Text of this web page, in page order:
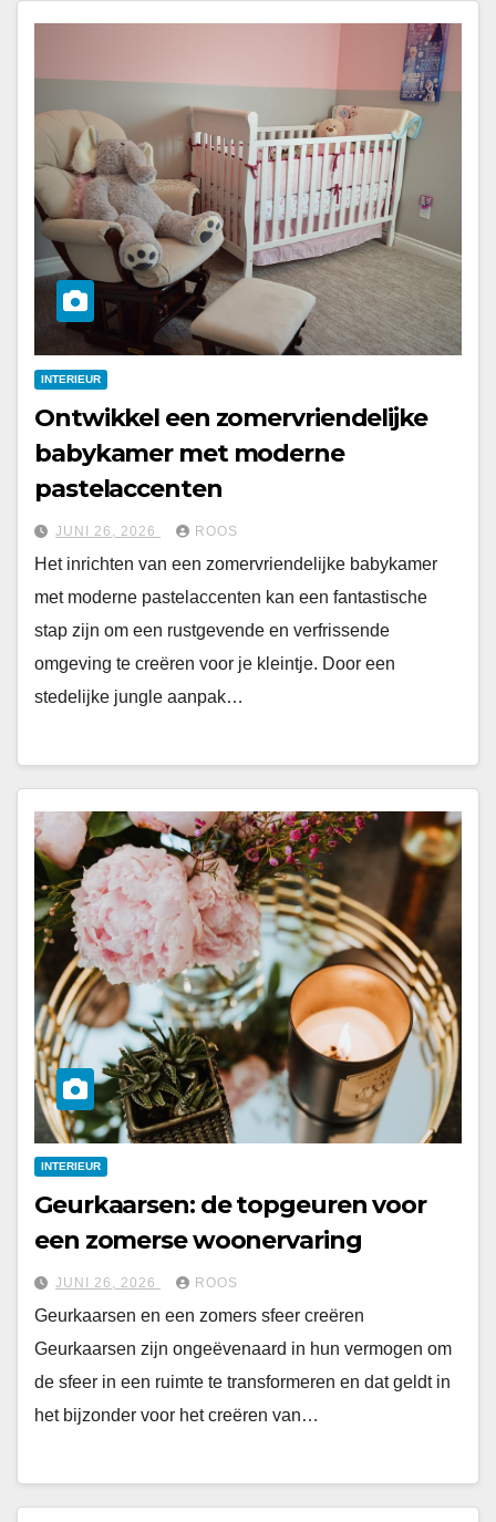
INTERIEUR
Ontwikkel een zomervriendelijke
babykamer met moderne
pastelaccenten
JUNI 26, 2026 ROOS
Het inrichten van een zomervriendelijke babykamer
met moderne pastelaccenten kan een fantastische
stap zijn om een rustgevende en verfrissende
omgeving te creëren voor je kleintje. Door een
stedelijke jungle aanpak…
INTERIEUR
Geurkaarsen: de topgeuren voor
een zomerse woonervaring
JUNI 26, 2026 ROOS
Geurkaarsen en een zomers sfeer creëren
Geurkaarsen zijn ongeëvenaard in hun vermogen om
de sfeer in een ruimte te transformeren en dat geldt in
het bijzonder voor het creëren van…